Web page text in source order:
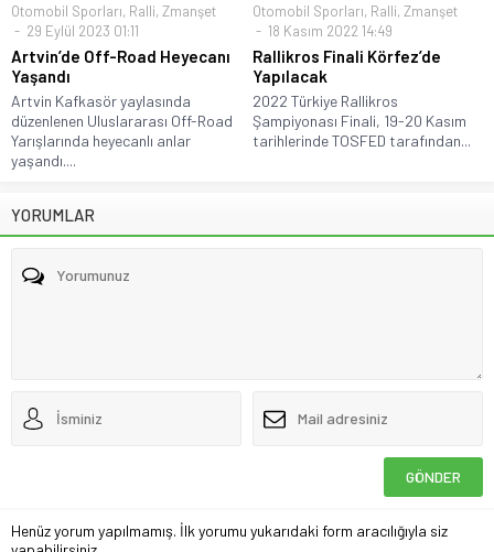
Otomobil Sporları, Ralli, Zmanşet
29 Eylül 2023 01:11
Artvin’de Off-Road Heyecanı
Yaşandı
Artvin Kafkasör yaylasında
düzenlenen Uluslararası Off-Road
Yarışlarında heyecanlı anlar
yaşandı....
Otomobil Sporları, Ralli, Zmanşet
18 Kasım 2022 14:49
Rallikros Finali Körfez’de
Yapılacak
2022 Türkiye Rallikros
Şampiyonası Finali, 19-20 Kasım
tarihlerinde TOSFED tarafından...
YORUMLAR
Henüz yorum yapılmamış. İlk yorumu yukarıdaki form aracılığıyla siz